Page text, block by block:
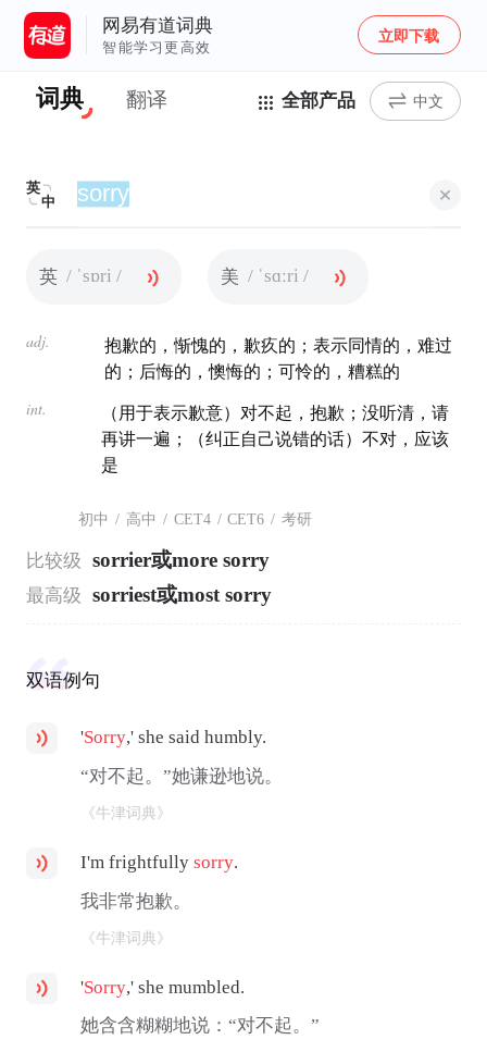
网易有道词典
智能学习更高效
立即下载
词典 翻译 全部产品 中文
英
中
英 / ˈsɒri / 美 / ˈsɑːri /
adj.
抱歉的，惭愧的，歉疚的；表示同情的，难过
的；后悔的，懊悔的；可怜的，糟糕的
int.
（用于表示歉意）对不起，抱歉；没听清，请
再讲一遍；（纠正自己说错的话）不对，应该
是
初中 / 高中 / CET4 / CET6 / 考研
比较级 sorrier或more sorry
最高级 sorriest或most sorry
双语例句
'Sorry,' she said humbly.
“对不起。”她谦逊地说。
《牛津词典》
I'm frightfullysorry.
我非常抱歉。
《牛津词典》
'Sorry,' she mumbled.
她含含糊糊地说：“对不起。”